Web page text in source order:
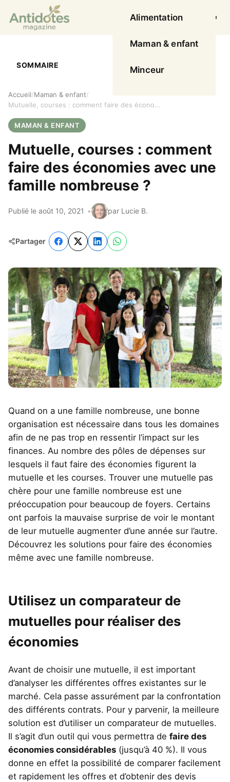
Ouvrir
Alimentation
Maman & enfant
Minceur
Accueil Maman & enfant
Mutuelle, courses : comment faire des économies avec une famille nombreuse ?
MAMAN & ENFANT
Mutuelle, courses : comment
faire des économies avec une
famille nombreuse ?
Publié le août 10, 2021 par Lucie B.
Partager
Quand on a une famille nombreuse, une bonne
organisation est nécessaire dans tous les domaines
afin de ne pas trop en ressentir l’impact sur les
finances. Au nombre des pôles de dépenses sur
lesquels il faut faire des économies figurent la
mutuelle et les courses. Trouver une mutuelle pas
chère pour une famille nombreuse est une
préoccupation pour beaucoup de foyers. Certains
ont parfois la mauvaise surprise de voir le montant
de leur mutuelle augmenter d’une année sur l’autre.
Découvrez les solutions pour faire des économies
même avec une famille nombreuse.
Utilisez un comparateur de
mutuelles pour réaliser des
économies
Avant de choisir une mutuelle, il est important
d’analyser les différentes offres existantes sur le
marché. Cela passe assurément par la confrontation
des différents contrats. Pour y parvenir, la meilleure
solution est d’utiliser un comparateur de mutuelles.
Il s’agit d’un outil qui vous permettra de faire des
économies considérables (jusqu’à 40 %). Il vous
donne en effet la possibilité de comparer facilement
et rapidement les offres et d’obtenir des devis
SOMMAIRE